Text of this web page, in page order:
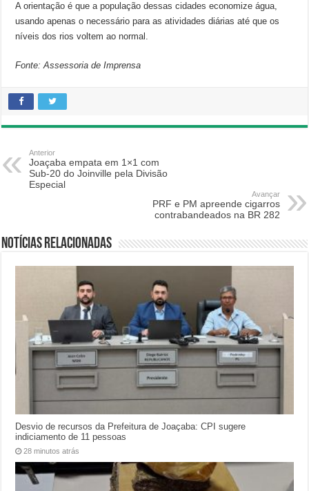
A orientação é que a população dessas cidades economize água,
usando apenas o necessário para as atividades diárias até que os
níveis dos rios voltem ao normal.
Fonte: Assessoria de Imprensa
Anterior
Joaçaba empata em 1×1 com
Sub-20 do Joinville pela Divisão
Especial
Avançar
PRF e PM apreende cigarros
contrabandeados na BR 282
Notícias relacionadas
Desvio de recursos da Prefeitura de Joaçaba: CPI sugere
indiciamento de 11 pessoas
28 minutos atrás